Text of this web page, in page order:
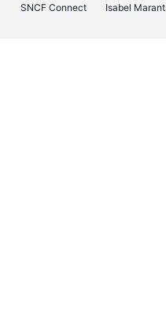
SNCF Connect Isabel Marant